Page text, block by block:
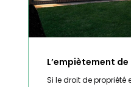
L’empiètement
Si le droit de propriété